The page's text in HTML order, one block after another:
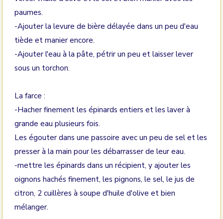
paumes.
-Ajouter la levure de bière délayée dans un peu d'eau
tiède et manier encore.
-Ajouter l'eau à la pâte, pétrir un peu et laisser lever
sous un torchon.
La farce :
-Hacher finement les épinards entiers et les laver à
grande eau plusieurs fois.
Les égouter dans une passoire avec un peu de sel et les
presser à la main pour les débarrasser de leur eau.
-mettre les épinards dans un récipient, y ajouter les
oignons hachés finement, les pignons, le sel, le jus de
citron, 2 cuillères à soupe d'huile d'olive et bien
mélanger.